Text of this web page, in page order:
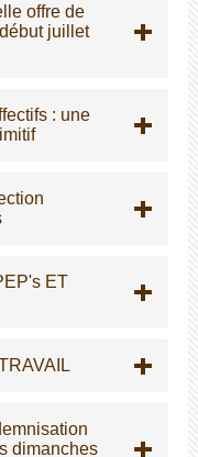
offre de
juillet
: une
ET
dimanches